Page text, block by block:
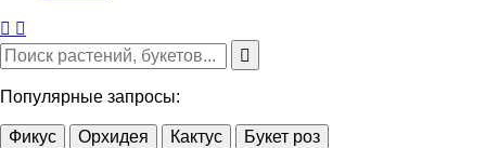
Популярные запросы:
Фикус Орхидея Кактус
Букет роз